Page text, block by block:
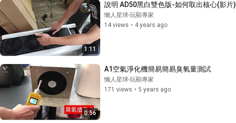
1:11
說明 AD50黑白雙色版-如何取出核心(影片)
懶人星球-玩顯專家
14 views • 4 years ago
0:56
A1空氣淨化機簡易簡易臭氧量測試
懶人星球-玩顯專家
171 views • 5 years ago